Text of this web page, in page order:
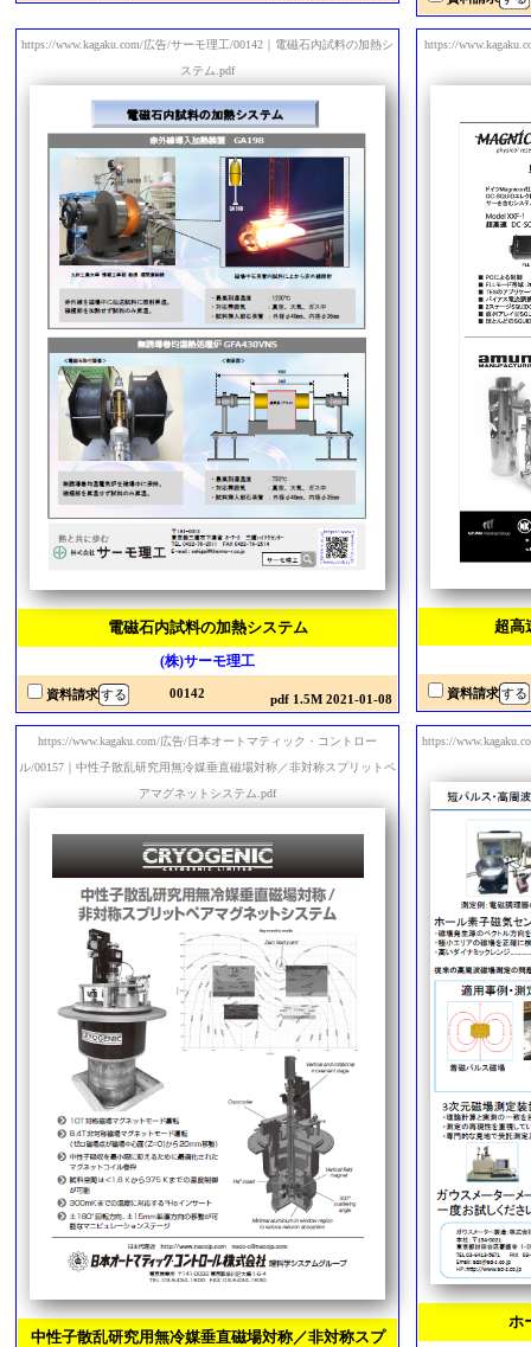
https://www.kagaku.com/広告/サーモ理工/00142｜電磁石内試料の加熱シ
ステム.pdf
電磁石内試料の加熱システム
(株)サーモ理工
資料請求 00142 pdf 1.5M 2021-01-08
https://
超高
資料請求
https://www.kagaku.com/広告/日本オートマティック・コントロー
ル/00157｜中性子散乱研究用無冷媒垂直磁場対称／非対称スプリットペ
アマグネットシステム.pdf
中性子散乱研究用無冷媒垂直磁場対称／非対称スプ
https://
ホ